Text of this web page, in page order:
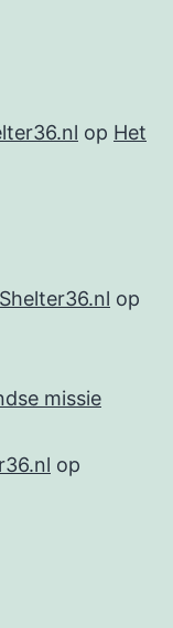
op Het
op
missie
op